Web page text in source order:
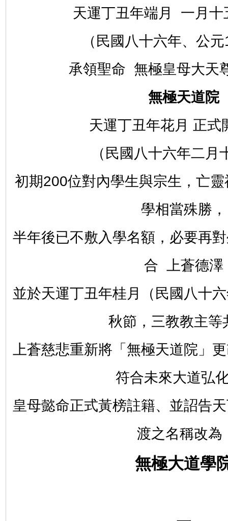
天運丁丑年端月 一月十
（民國八十六年、公
承領聖命 無極皇母大天
無極天道院
天運丁丑年花月 正式
（民國八十六年二月
初期200位對內學生與宗生，亡
學相當殊勝，
半年後已不敷入學名額，必要再
合 上蒼德澤
並於天運丁丑年桂月（民國八十
秋節， 三教教主
上蒼慈悲重新將「無極天道院」
符合未來大道弘
皇母懿命正式黃榜註籍、並詔告
渡之名稱改
無極大道學